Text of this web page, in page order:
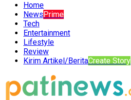
Home
NewsPrime
Tech
Entertainment
Lifestyle
Review
Kirim Artikel/BeritaCreate Story